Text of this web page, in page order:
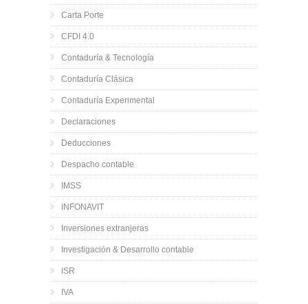
Carta Porte
CFDI 4.0
Contaduría & Tecnología
Contaduría Clásica
Contaduría Experimental
Declaraciones
Deducciones
Despacho contable
IMSS
INFONAVIT
Inversiones extranjeras
Investigación & Desarrollo contable
ISR
IVA